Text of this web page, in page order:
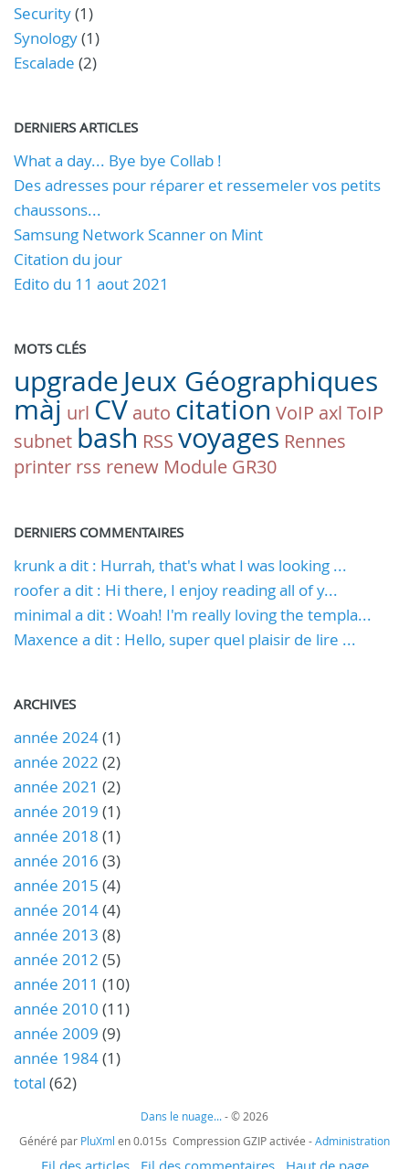
Security(1)
Synology(1)
Escalade (2)
DERNIERS ARTICLES
What a day... Bye bye Collab !
Des adresses pour réparer et ressemeler vos petits
chaussons...
Samsung Network Scanner on Mint
Citation du jour
Edito du 11 aout 2021
MOTS CLÉS
upgrade Jeux Géographiques
màj url CV auto citation VoIP axl ToIP
subnet bash RSS voyages Rennes
printer rss renew Module GR30
DERNIERS COMMENTAIRES
krunk a dit : Hurrah, that's what I was looking ...
roofer a dit : Hi there, I enjoy reading all of y...
minimal a dit : Woah! I'm really loving the templa...
Maxence a dit : Hello, super quel plaisir de lire ...
ARCHIVES
année 2024(1)
année 2022 (2)
année 2021 (2)
année 2019 (1)
année 2018 (1)
année 2016 (3)
année 2015 (4)
année 2014(4)
année 2013 (8)
année 2012 (5)
année 2011 (10)
année 2010 (11)
année 2009 (9)
année 1984(1)
total (62)
Dans le nuage...- © 2026
Généré par PluXml en 0.015s Compression GZIP activée -Administration
Fil des articles Fil des commentaires Haut de page